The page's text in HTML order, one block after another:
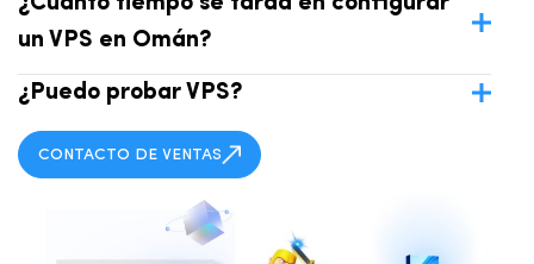
un VPS en Omán?
¿Puedo probar VPS?
CONTACTO DE VENTAS